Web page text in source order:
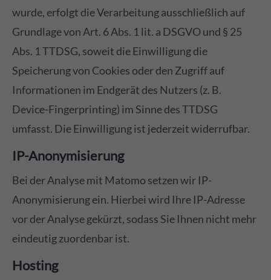
wurde, erfolgt die Verarbeitung ausschließlich auf
Grundlage von Art. 6 Abs. 1 lit. a DSGVO und § 25
Abs. 1 TTDSG, soweit die Einwilligung die
Speicherung von Cookies oder den Zugriff auf
Informationen im Endgerät des Nutzers (z. B.
Device-Fingerprinting) im Sinne des TTDSG
umfasst. Die Einwilligung ist jederzeit widerrufbar.
IP-Anonymisierung
Bei der Analyse mit Matomo setzen wir IP-
Anonymisierung ein. Hierbei wird Ihre IP-Adresse
vor der Analyse gekürzt, sodass Sie Ihnen nicht mehr
eindeutig zuordenbar ist.
Hosting